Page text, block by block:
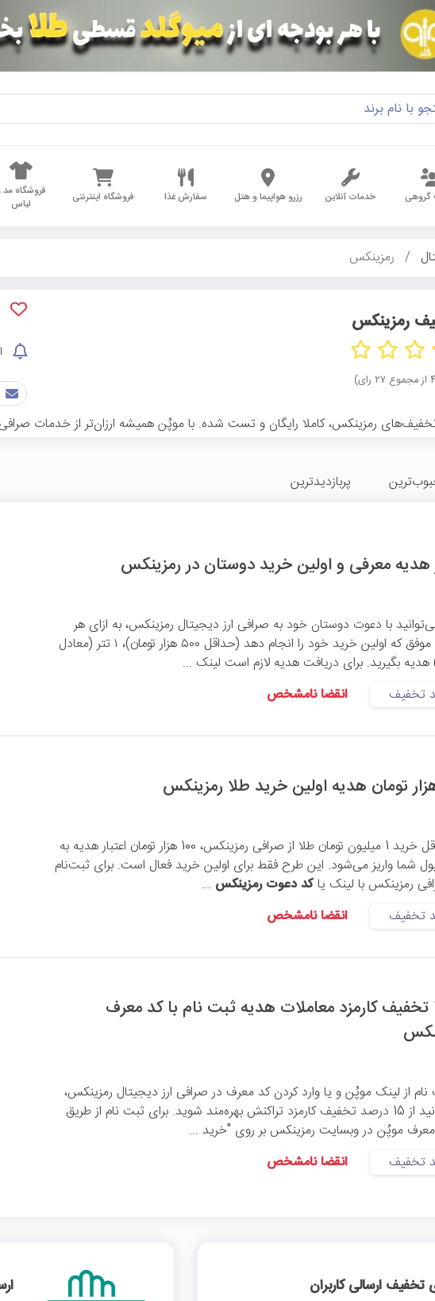
گروهی خدمات آنلاین رزرو هواپیما و هتل سفارش غذا فروشگاه اینترنتی
فروشگاه مد
لباس
رمزینکس
رمزینکس
رمزینکس، کاملا رایگان و تست شده. با موپُن همیشه ارزان‌تر از خدمات
پربازدیدترین
با دعوت دوستان خود به صرافی ارز دیجیتال رمزینکس، به ازای هر
دعوت موفق که اولین خرید خود را انجام دهد (حداقل ۵۰۰ هزار تومان)، ۱ تتر (معادل
تخفیف
انقضا نامشخص
با حداقل خرید 1 میلیون تومان طلا از صرافی رمزینکس، 100 هزار تومان اعتبار هدیه به
شما واریز می‌شود. این طرح فقط برای اولین خرید فعال است. برای ثبت‌نام
رمزینکس با لینک یاکد دعوت رمزینکس ...
تخفیف
انقضا نامشخص
15% تخفیف کارمزد معاملات هدیه ثبت نام با کد معرف
نام از لینک موپُن و یا وارد کردن کد معرف در صرافی ارز دیجیتال رمزینکس،
می‌توانید از 15 درصد تخفیف کارمزد تراکنش بهره‌مند شوید. برای ثبت نام از طریق
موپُن در وبسایت رمزینکس بر روی "خرید ...
تخفیف
انقضا نامشخص
ارسالی کاربران